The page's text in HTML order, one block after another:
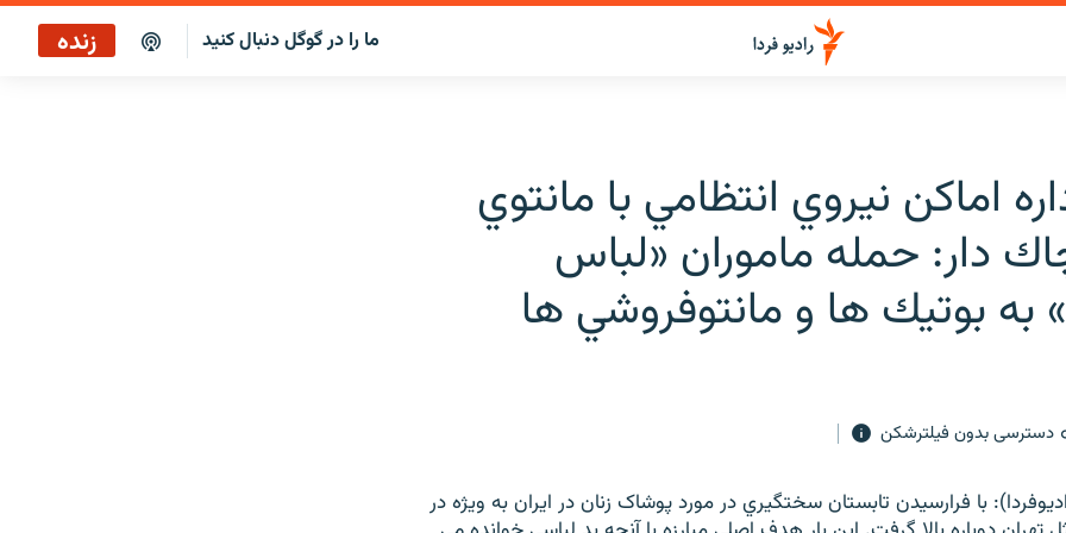
ما را در گوگل دنبال کنید زنده
اماكن نيروي انتظامي با مانتوي
دار: حمله ماموران «لباس
بوتيك ها و مانتوفروشي ها
دسترسی بدون فیلترشکن
با فرارسيدن تابستان سختگيري در مورد پوشاک زنان در ايران به ويژه در